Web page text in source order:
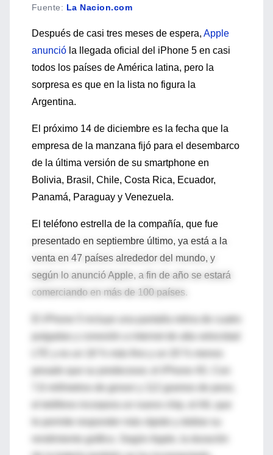
Fuente: La Nacion.com
Después de casi tres meses de espera, Apple
anunció la llegada oficial del iPhone 5 en casi
todos los países de América latina, pero la
sorpresa es que en la lista no figura la
Argentina.
El próximo 14 de diciembre es la fecha que la
empresa de la manzana fijó para el desembarco
de la última versión de su smartphone en
Bolivia, Brasil, Chile, Costa Rica, Ecuador,
Panamá, Paraguay y Venezuela.
El teléfono estrella de la compañía, que fue
presentado en septiembre último, ya está a la
venta en 47 países alrededor del mundo, y
según lo anunció Apple, a fin de año se estará
comerciando en más de 100 países.
pulgadas y conexión a internet de alta velocidad
rendimiento gráfico. Según Apple, la duración